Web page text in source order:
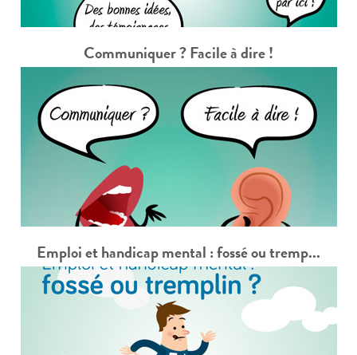
Communiquer ? Facile à dire !
Emploi et handicap mental : fossé ou tremp...